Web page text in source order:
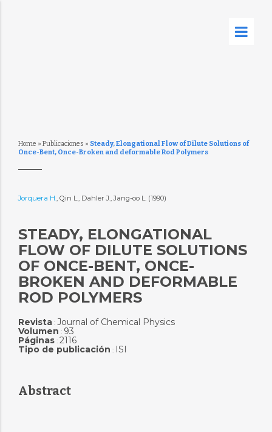
Home » Publicaciones » Steady, Elongational Flow of Dilute Solutions of
Once-Bent, Once-Broken and deformable Rod Polymers
Jorquera H., Qin L., Dahler J., Jang-oo L. (1990)
STEADY, ELONGATIONAL
FLOW OF DILUTE SOLUTIONS
OF ONCE-BENT, ONCE-
BROKEN AND DEFORMABLE
ROD POLYMERS
Revista: Journal of Chemical Physics
Volumen : 93
Páginas: 2116
Tipo de publicación : ISI
Abstract